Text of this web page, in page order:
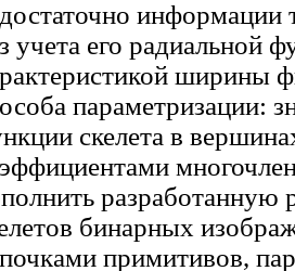
информации
учета его радиальной
ширины
параметризации:
скелета в
разработанную
бинарных
примитивов,